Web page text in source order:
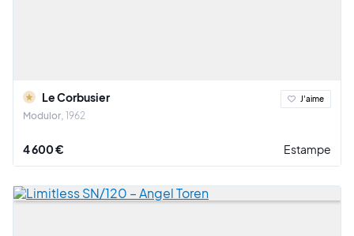
Le Corbusier
Modulor 1962
J'aime
4 600 € Estampe